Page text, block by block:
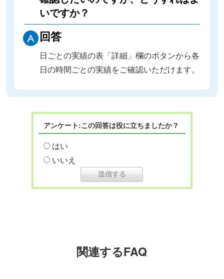
いですか？
回答
日ごとの実績の表「詳細」欄のボタンから各
日の時間ごとの実績をご確認いただけます。
アンケート:この回答は役に立ちましたか？
はい
いいえ
関連するFAQ